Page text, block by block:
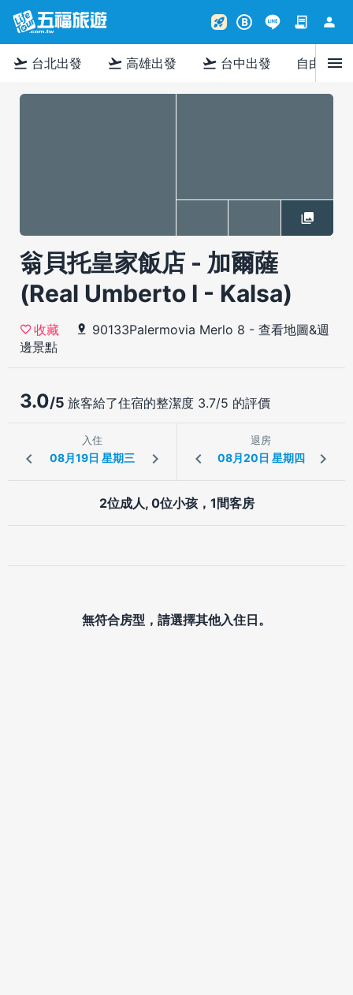
rocket_launch B contract person
flight_takeoff 台北出發 flight_takeoff 高雄出發 flight_takeoff 台中出發 自由行menu
翁貝托皇家飯店 - 加爾薩
(Real Umberto I - Kalsa)
收藏 90133Palermovia Merlo 8 - 查看地圖&週
邊景點
3.0/5 旅客給了住宿的整潔度 3.7/5 的評價
入住 退房
2位成人, 0位小孩，1間客房
無符合房型，請選擇其他入住日。